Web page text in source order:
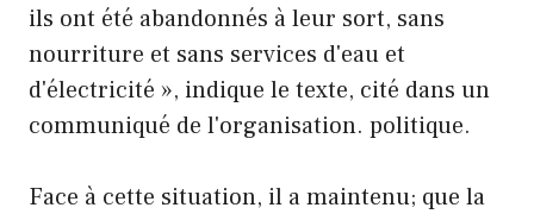
ils ont été abandonnés à leur sort, sans
nourriture et sans services d'eau et
d'électricité », indique le texte, cité dans un
communiqué de l'organisation. politique.
Face à cette situation, il a maintenu; que la